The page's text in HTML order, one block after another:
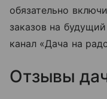
обязательно
заказов на
канал «Дача на
Отзывы